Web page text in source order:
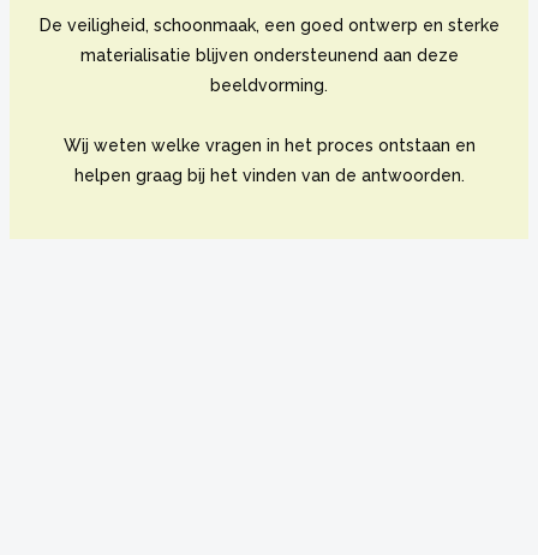
De veiligheid, schoonmaak, een goed ontwerp en sterke
materialisatie blijven ondersteunend aan deze
beeldvorming.
Wij weten welke vragen in het proces ontstaan en
helpen graag bij het vinden van de antwoorden.